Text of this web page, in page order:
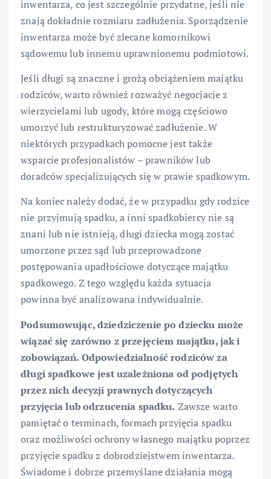
inwentarza, co jest szczególnie przydatne, jeśli nie
znają dokładnie rozmiaru zadłużenia. Sporządzenie
inwentarza może być zlecane komornikowi
sądowemu lub innemu uprawnionemu podmiotowi.
Jeśli długi są znaczne i grożą obciążeniem majątku
rodziców, warto również rozważyć negocjacje z
wierzycielami lub ugody, które mogą częściowo
umorzyć lub restrukturyzować zadłużenie. W
niektórych przypadkach pomocne jest także
wsparcie profesjonalistów – prawników lub
doradców specjalizujących się w prawie spadkowym.
Na koniec należy dodać, że w przypadku gdy rodzice
nie przyjmują spadku, a inni spadkobiercy nie są
znani lub nie istnieją, długi dziecka mogą zostać
umorzone przez sąd lub przeprowadzone
postępowania upadłościowe dotyczące majątku
spadkowego. Z tego względu każda sytuacja
powinna być analizowana indywidualnie.
Podsumowując, dziedziczenie po dziecku może
wiązać się zarówno z przejęciem majątku, jak i
zobowiązań. Odpowiedzialność rodziców za
długi spadkowe jest uzależniona od podjętych
przez nich decyzji prawnych dotyczących
przyjęcia lub odrzucenia spadku. Zawsze warto
pamiętać o terminach, formach przyjęcia spadku
oraz możliwości ochrony własnego majątku poprzez
przyjęcie spadku z dobrodziejstwem inwentarza.
Świadome i dobrze przemyślane działania mogą